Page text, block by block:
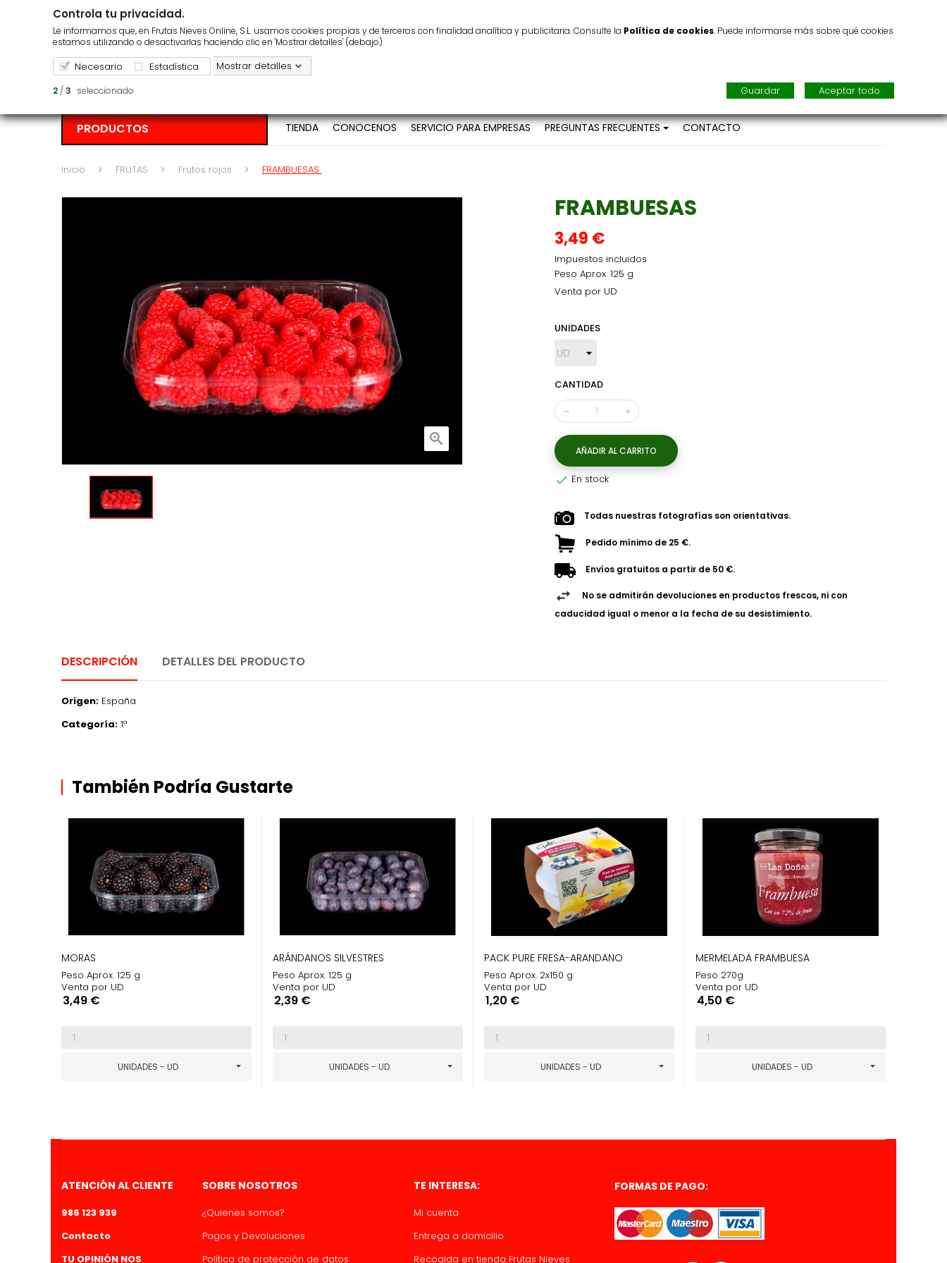
¿Repartimos en tu zona?
PRODUCTOS TIENDA CONOCENOS SERVICIO PARA EMPRESAS PREGUNTAS FRECUENTES CONTACTO
Inicio FRUTAS Frutos rojos FRAMBUESAS


FRAMBUESAS
3,49 €
Impuestos incluidos
Peso Aprox. 125 g
Venta por UD
UNIDADES
CANTIDAD
AÑADIR AL CARRITO
 En stock
Todas nuestras fotografías son orientativas.
Pedido mínimo de 25 €.
Envíos gratuitos a partir de 50 €.
No se admitirán devoluciones en productos frescos, ni con
caducidad igual o menor a la fecha de su desistimiento.
DESCRIPCIÓN DETALLES DEL PRODUCTO
Origen: España
Categoría: 1ª
También Podría Gustarte
MORAS
Peso Aprox. 125 g
Venta por UD
Precio
3,49 €
UNIDADES - UD
ARÁNDANOS SILVESTRES
Peso Aprox. 125 g
Venta por UD
Precio
2,39 €
UNIDADES - UD
PACK PURE FRESA-ARANDANO
Peso Aprox. 2x150 g
Venta por UD
Precio
1,20 €
UNIDADES - UD
MERMELADA FRAMBUESA
Peso 270g
Venta por UD
Precio
4,50 €
UNIDADES - UD
ATENCIÓN AL CLIENTE
986 123 939
Contacto
TU OPINIÓN NOS
SOBRE NOSOTROS
¿Quienes somos?
Pagos y Devoluciones
Política de protección de datos
TE INTERESA:
Mi cuenta
Entrega a domicilio
Recogida en tienda Frutas Nieves
FORMAS DE PAGO:
Controla tu privacidad.
Le informamos que, en Frutas Nieves Online, S.L. usamos cookies propias y de terceros con finalidad analítica y publicitaria. Consulte la Política de cookies. Puede informarse más sobre qué cookies
estamos utilizando o desactivarlas haciendo clic en 'Mostrar detalles' (debajo)
Necesario Estadística Mostrar detalles
2 /3 seleccionado Aceptar todo
Guardar